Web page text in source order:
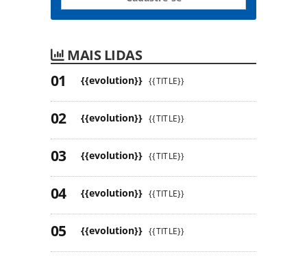
MAIS LIDAS
{{evolution}} {{TITLE}}
{{evolution}} {{TITLE}}
{{evolution}} {{TITLE}}
{{evolution}} {{TITLE}}
{{evolution}} {{TITLE}}